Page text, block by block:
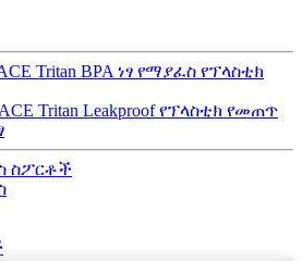
Tritan BPA ነፃ የማያፈስ የፕላስቲክ
Tritan Leakproof የፕላስቲክ የመጠጥ
ስፖርቶች